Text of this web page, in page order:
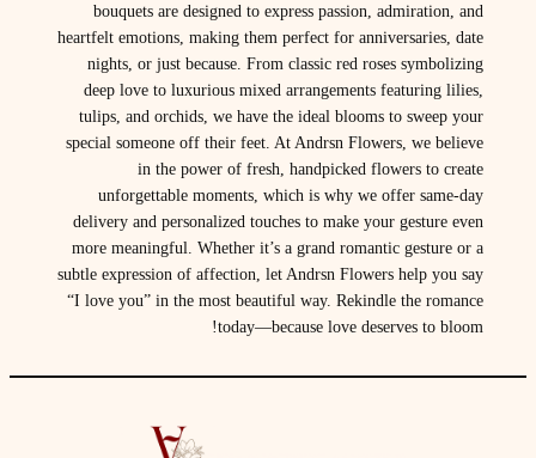
bouquets are designed to express passion, admiration, and
heartfelt emotions, making them perfect for anniversaries, date
nights, or just because. From classic red roses symbolizing
deep love to luxurious mixed arrangements featuring lilies,
tulips, and orchids, we have the ideal blooms to sweep your
special someone off their feet. At Andrsn Flowers, we believe
in the power of fresh, handpicked flowers to create
unforgettable moments, which is why we offer same-day
delivery and personalized touches to make your gesture even
more meaningful. Whether it’s a grand romantic gesture or a
subtle expression of affection, let Andrsn Flowers help you say
“I love you” in the most beautiful way. Rekindle the romance
today—because love deserves to bloom!